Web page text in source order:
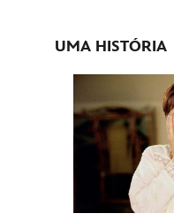
UMA HISTÓRIA